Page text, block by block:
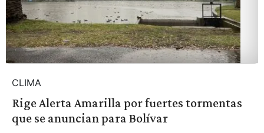
CLIMA
Rige Alerta Amarilla por fuertes tormentas
que se anuncian para Bolívar